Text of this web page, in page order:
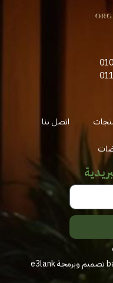
اتصل بنا
e3lank